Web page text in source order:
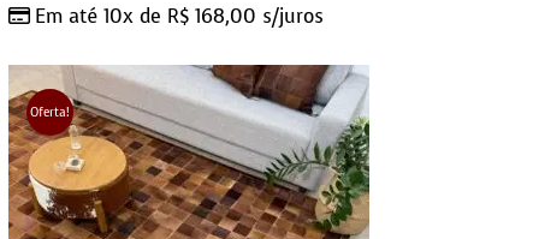
Em até 10x de R$ 168,00 s/juros
Oferta!